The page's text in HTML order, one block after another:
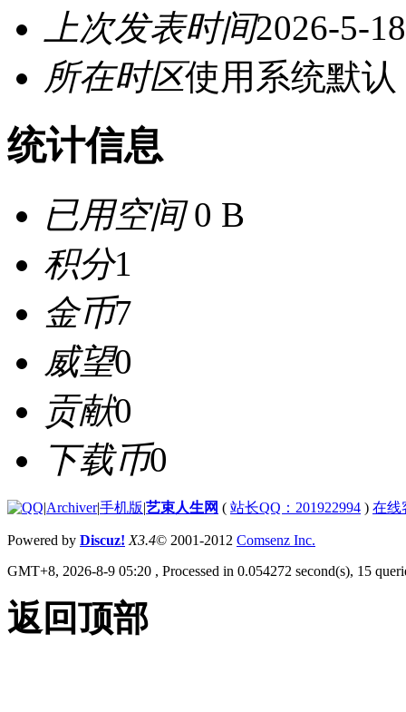
上次发表时间2026-5-
所在时区使用系统默认
统计信息
已用空间0 B
积分1
金币7
威望0
贡献0
下载币0
|Archiver|手机版|艺束人生网 ( 站长QQ：201922994 ) 在线
Powered by Discuz! X3.4© 2001-2012 Comsenz Inc.
GMT+8, 2026-8-9 05:20 , Processed in 0.054272 second(s), 15
返回顶部